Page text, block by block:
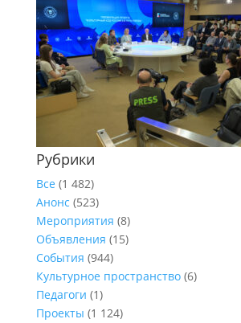
Рубрики
Все (1 482)
Анонс (523)
Мероприятия (8)
Объявления (15)
События (944)
Культурное пространство(6)
Педагоги (1)
Проекты (1 124)